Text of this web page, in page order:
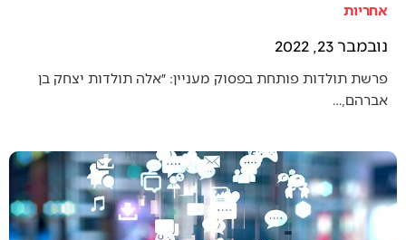
אחריות
נובמבר 23, 2022
פרשת תולדות פותחת בפסוק מעניין: ״אלה תולדות יצחק בן
אברהם,…